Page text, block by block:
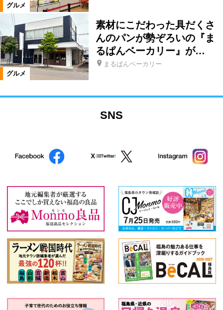
グルメ
グルメ
素材にこだわった具だくさ
んのパンが勢ぞろいの『ま
るぱんベーカリー』が…
まるぱんベーカリー
SNS